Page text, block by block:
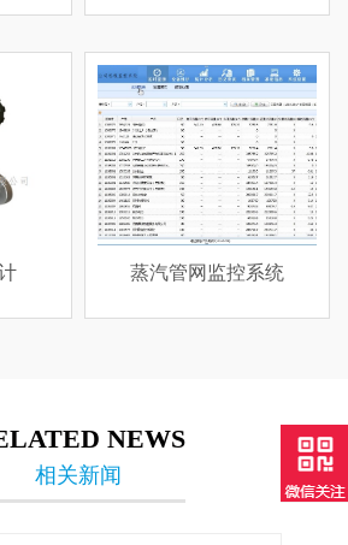
蒸汽管网监控系统
NEWS
相关新闻